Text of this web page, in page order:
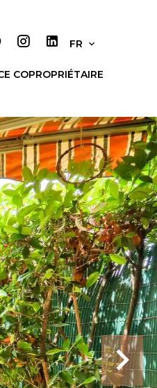
FR
COPROPRIÉTAIRE